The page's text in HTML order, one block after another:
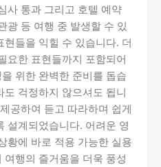
사 통과 그리고 호텔 예약
광 등 여행 중 발생할 수 있
들을 익힐 수 있습니다. 더
요한 표현들까지 포함되어
위한 완벽한 준비를 돕습
걱정하지 않으셔도 됩니
공하여 듣고 따라하며 쉽게
설계되었습니다. 어려운 영
황에 바로 적용 가능한 실용
행의 즐거움을 더욱 풍성